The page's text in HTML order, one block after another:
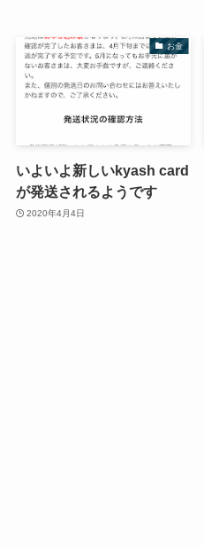
お金
いよいよ新しいkyash card
が発送されるようです
2020年4月4日